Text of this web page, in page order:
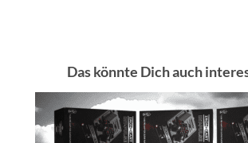
Das könnte Dich auch